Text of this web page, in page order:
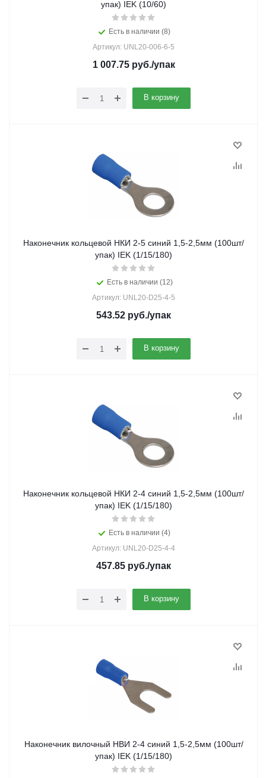
упак) IEK (10/60)
Есть в наличии (8)
Артикул: UNL20-006-6-5
1 007.75руб./упак
В корзину
Наконечник кольцевой НКИ 2-5 синий 1,5-2,5мм (100шт/
упак) IEK (1/15/180)
Есть в наличии (12)
Артикул: UNL20-D25-4-5
543.52 руб./упак
В корзину
Наконечник кольцевой НКИ 2-4 синий 1,5-2,5мм (100шт/
упак) IEK (1/15/180)
Есть в наличии (4)
Артикул: UNL20-D25-4-4
457.85 руб./упак
В корзину
Наконечник вилочный НВИ 2-4 синий 1,5-2,5мм (100шт/
упак) IEK (1/15/180)